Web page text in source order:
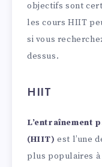
objectifs sont
les cours HIIT
si vous
dessus.
HIIT
L’entraînement
(HIIT) est l’une
plus populaires